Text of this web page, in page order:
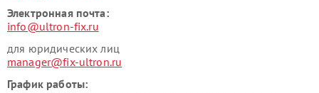
Электронная почта:
info@ultron-fix.ru
для юридических лиц
manager@fix-ultron.ru
График работы: